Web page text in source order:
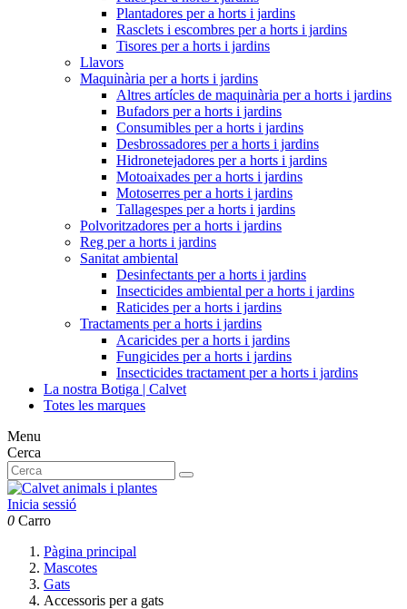
Plantadores per a horts i jardins
Rasclets i escombres per a horts i jardins
Tisores per a horts i jardins
Llavors
Maquinària per a horts i jardins
Altres artícles de maquinària per a horts i jardins
Bufadors per a horts i jardins
Consumibles per a horts i jardins
Desbrossadores per a horts i jardins
Hidronetejadores per a horts i jardins
Motoaixades per a horts i jardins
Motoserres per a horts i jardins
Tallagespes per a horts i jardins
Polvoritzadores per a horts i jardins
Reg per a horts i jardins
Sanitat ambiental
Desinfectants per a horts i jardins
Insecticides ambiental per a horts i jardins
Raticides per a horts i jardins
Tractaments per a horts i jardins
Acaricides per a horts i jardins
Fungicides per a horts i jardins
Insecticides tractament per a horts i jardins
La nostra Botiga | Calvet
Totes les marques
Menu
Cerca
Inicia sessió
0 Carro
Pàgina principal
Mascotes
Gats
Accessoris per a gats